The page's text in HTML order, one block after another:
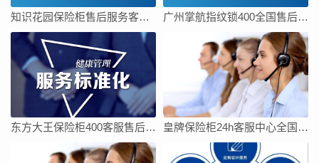
知识花园保险柜售后服务客服电话 广州掌航指纹锁400全国售后客服电话24小时人工电话
东方大王保险柜400客服售后全国售后服务电话号码 皇牌保险柜24h客服中心全国统一网点